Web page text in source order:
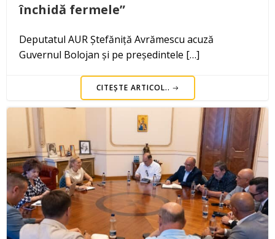
închidă fermele”
Deputatul AUR Ștefăniță Avrămescu acuză
Guvernul Bolojan și pe președintele […]
CITEȘTE ARTICOL..